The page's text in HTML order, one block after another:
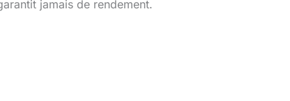
jamais de rendement.